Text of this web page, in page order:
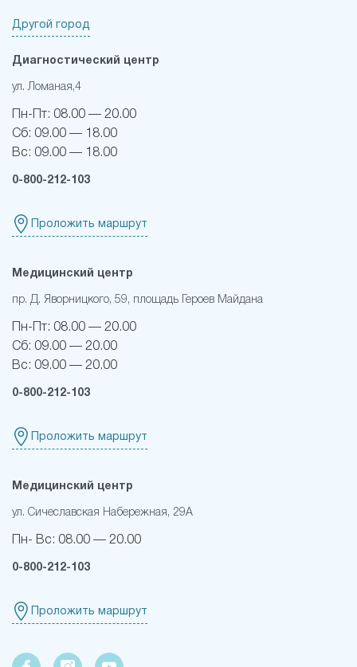
Другой город
Диагностический центр
ул. Ломаная,4
Пн-Пт: 08.00 — 20.00
Сб: 09.00 — 18.00
Вс: 09.00 — 18.00
0-800-212-103
Проложить маршрут
Медицинский центр
пр. Д. Яворницкого, 59, площадь Героев Майдана
Пн-Пт: 08.00 — 20.00
Сб: 09.00 — 20.00
Вс: 09.00 — 20.00
0-800-212-103
Проложить маршрут
Медицинский центр
ул. Сичеславская Набережная, 29А
Пн- Вс: 08.00 — 20.00
0-800-212-103
Проложить маршрут